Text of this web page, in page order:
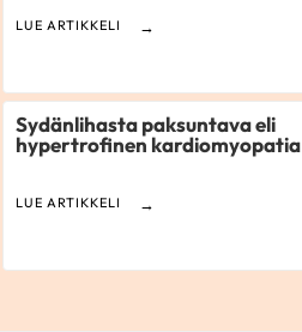
LUE ARTIKKELI
Sydänlihasta paksuntava eli
hypertrofinen kardiomyopatia
LUE ARTIKKELI